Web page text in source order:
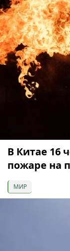
В Китае 16
пожаре на
МИР